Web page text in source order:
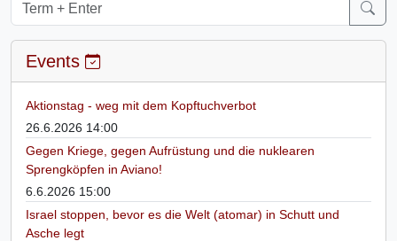
Events
Aktionstag - weg mit dem Kopftuchverbot
26.6.2026 14:00
Gegen Kriege, gegen Aufrüstung und die nuklearen
Sprengköpfen in Aviano!
6.6.2026 15:00
Israel stoppen, bevor es die Welt (atomar) in Schutt und
Asche legt